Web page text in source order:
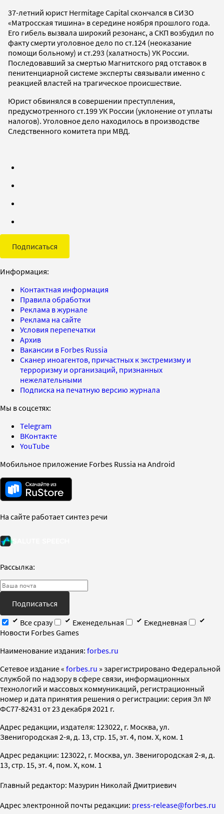
37-летний юрист Hermitage Capital скончался в СИЗО
«Матросская тишина» в середине ноября прошлого года.
Его гибель вызвала широкий резонанс, а СКП возбудил по
факту смерти уголовное дело по ст.124 (неоказание
помощи больному) и ст.293 (халатность) УК России.
Последовавший за смертью Магнитского ряд отставок в
пенитенциарной системе эксперты связывали именно с
реакцией властей на трагическое происшествие.
Юрист обвинялся в совершении преступления,
предусмотренного ст.199 УК России (уклонение от уплаты
налогов). Уголовное дело находилось в производстве
Следственного комитета при МВД.
Подписаться
Информация:
Контактная информация
Правила обработки
Реклама в журнале
Реклама на сайте
Условия перепечатки
Архив
Вакансии в Forbes Russia
Сканер иноагентов, причастных к экстремизму и
терроризму и организаций, признанных
нежелательными
Подписка на печатную версию журнала
Мы в соцсетях:
Telegram
ВКонтакте
YouTube
Мобильное приложение Forbes Russia на Android
На сайте работает синтез речи
Рассылка:
Подписаться
Все сразу
Еженедельная
Ежедневная
Новости Forbes Games
Наименование издания: forbes.ru
Cетевое издание « forbes.ru » зарегистрировано Федеральной
службой по надзору в сфере связи, информационных
технологий и массовых коммуникаций, регистрационный
номер и дата принятия решения о регистрации: серия Эл №
ФС77-82431 от 23 декабря 2021 г.
Адрес редакции, издателя: 123022, г. Москва, ул.
Звенигородская 2-я, д. 13, стр. 15, эт. 4, пом. X, ком. 1
Адрес редакции: 123022, г. Москва, ул. Звенигородская 2-я, д.
13, стр. 15, эт. 4, пом. X, ком. 1
Главный редактор: Мазурин Николай Дмитриевич
Адрес электронной почты редакции: press-release@forbes.ru